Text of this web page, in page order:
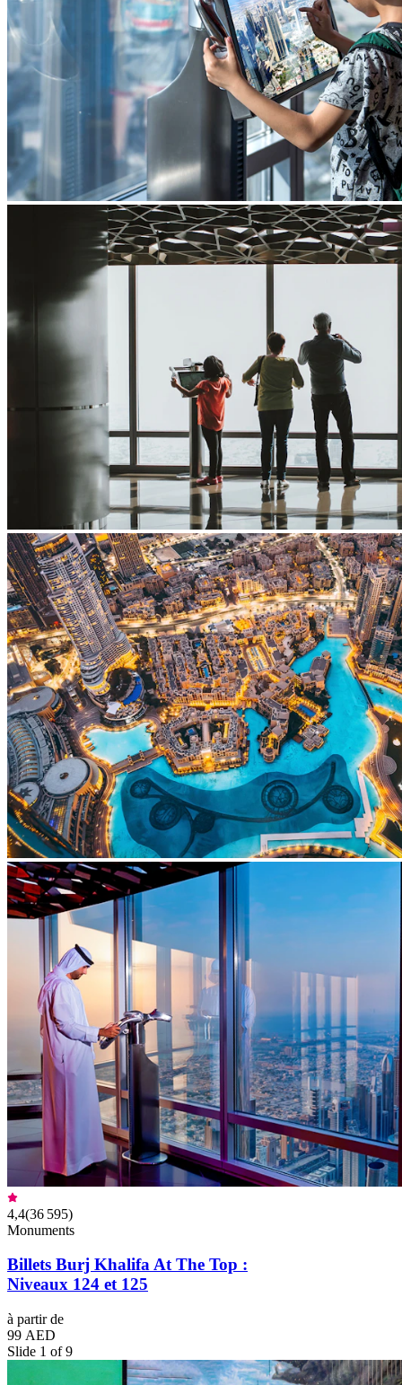
4,4(36 595)
Monuments
Billets Burj Khalifa At The Top :
Niveaux 124 et 125
à partir de
99 AED
Slide 1 of 9